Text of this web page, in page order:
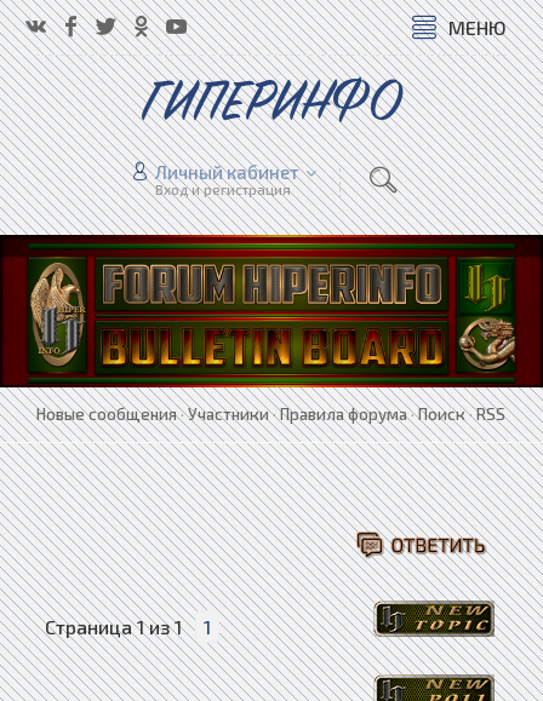
МЕНЮ
ГИПЕРИНФО
Личный кабинет
Вход и регистрация
Новые сообщения·Участники·Правила форума·Поиск·RSS
Страница1из1 1